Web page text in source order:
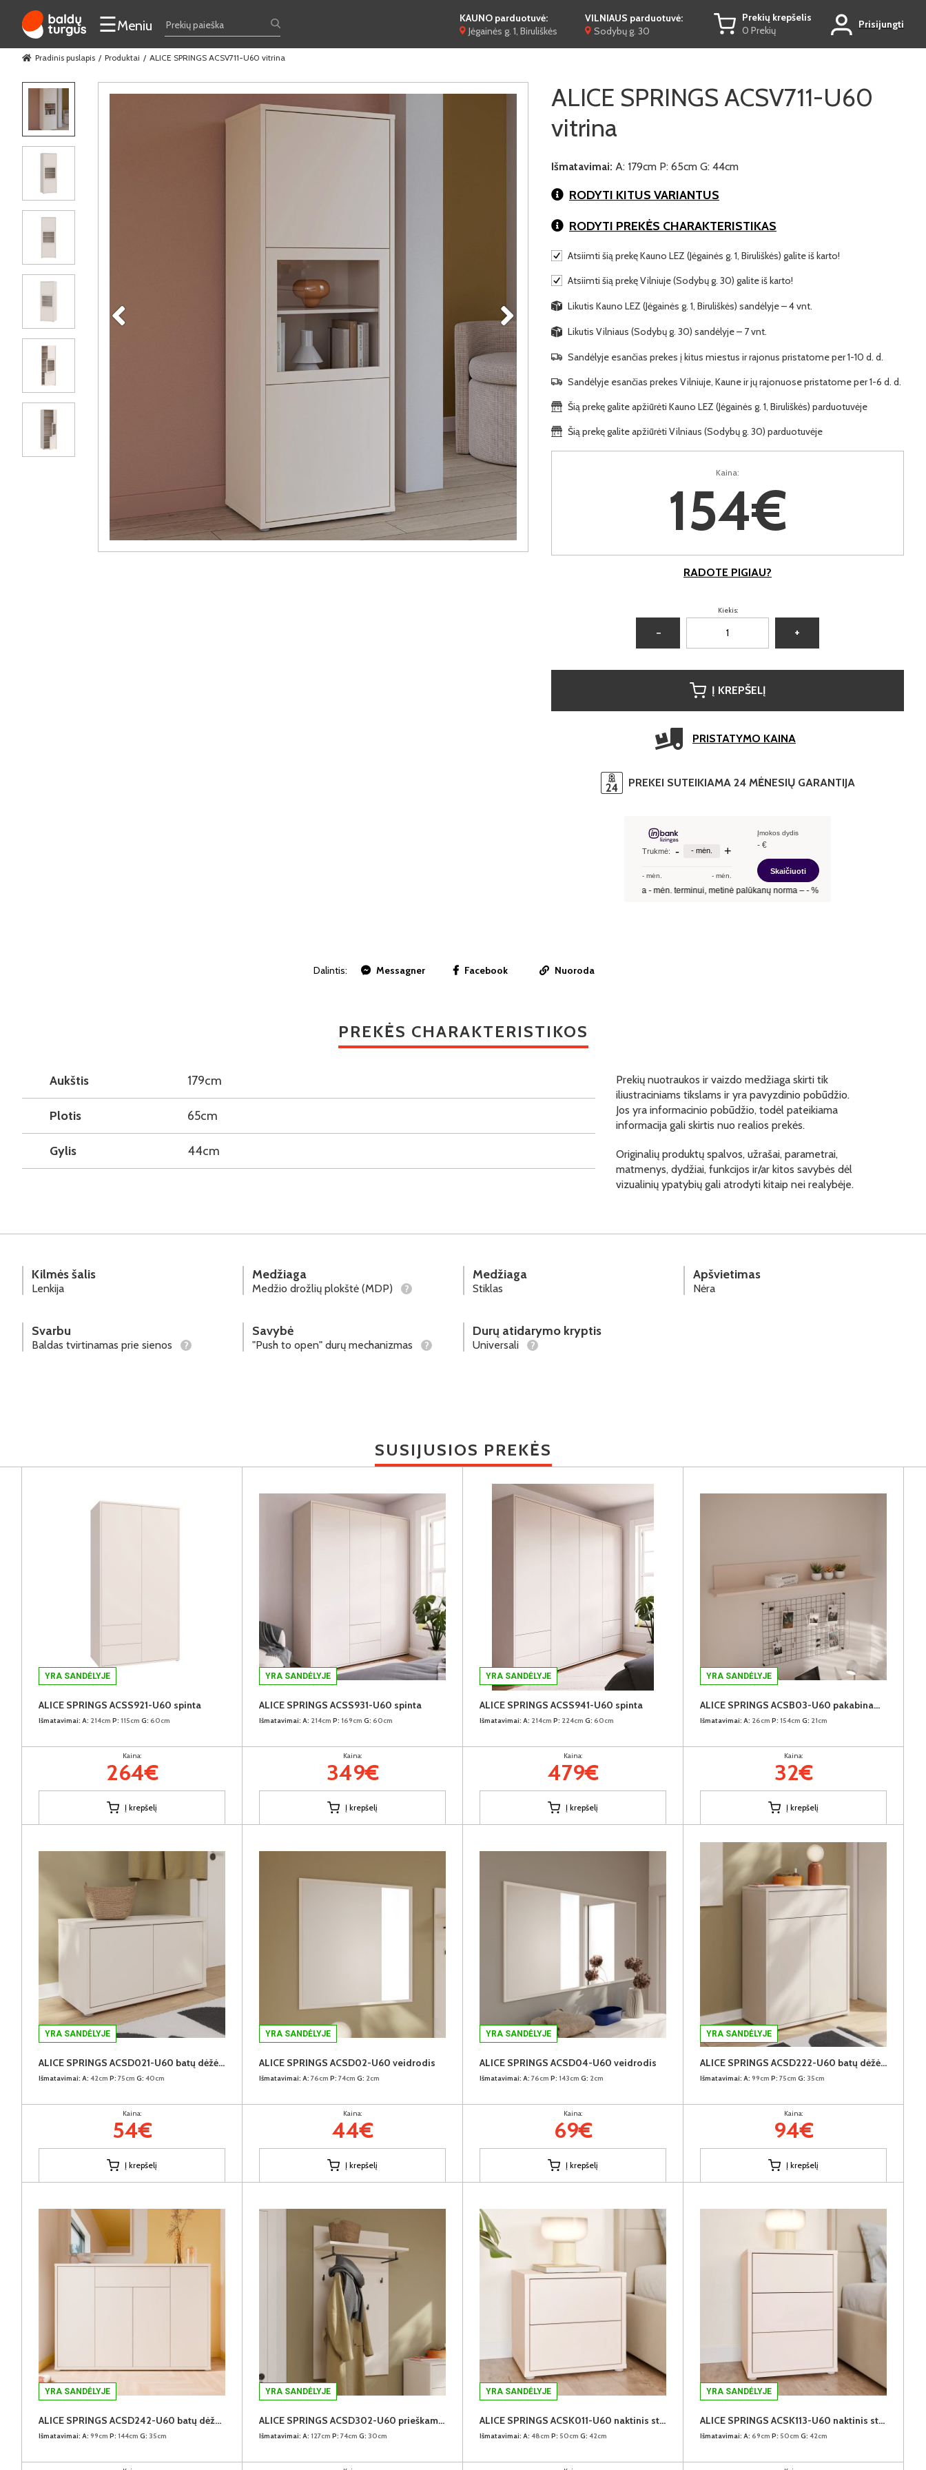
☰Meniu
KAUNO parduotuvė:
Jėgainės g. 1, Biruliškės
VILNIAUS parduotuvė:
Sodybų g. 30
Prekių krepšelis
0 Prekių
Prisijungti
Pradinis puslapis Produktai ALICE SPRINGS ACSV711-U60 vitrina
ALICE SPRINGS ACSV711-U60
vitrina
Išmatavimai: A: 179cm P: 65cm G: 44cm
RODYTI KITUS VARIANTUS
RODYTI PREKĖS CHARAKTERISTIKAS
Atsiimti šią prekę Kauno LEZ (Jėgainės g. 1, Biruliškės) galite iš karto!
Atsiimti šią prekę Vilniuje (Sodybų g. 30) galite iš karto!
Likutis Kauno LEZ (Jėgainės g. 1, Biruliškės) sandėlyje – 4 vnt.
Likutis Vilniaus (Sodybų g. 30) sandėlyje – 7 vnt.
Sandėlyje esančias prekes į kitus miestus ir rajonus pristatome per 1-10 d. d.
Sandėlyje esančias prekes Vilniuje, Kaune ir jų rajonuose pristatome per 1-6 d. d.
Šią prekę galite apžiūrėti Kauno LEZ (Jėgainės g. 1, Biruliškės) parduotuvėje
Šią prekę galite apžiūrėti Vilniaus (Sodybų g. 30) parduotuvėje
Kaina:
154€
RADOTE PIGIAU?
Kiekis:
− +
Į KREPŠELĮ
PRISTATYMO KAINA
PREKEI SUTEIKIAMA 24 MĖNESIŲ GARANTIJA
Dalintis: Messagner Facebook Nuoroda
PREKĖS CHARAKTERISTIKOS
Aukštis 179cm
Plotis 65cm
Gylis 44cm
Prekių nuotraukos ir vaizdo medžiaga skirti tik
iliustraciniams tikslams ir yra pavyzdinio pobūdžio.
Jos yra informacinio pobūdžio, todėl pateikiama
informacija gali skirtis nuo realios prekės.
Originalių produktų spalvos, užrašai, parametrai,
matmenys, dydžiai, funkcijos ir/ar kitos savybės dėl
vizualinių ypatybių gali atrodyti kitaip nei realybėje.
Kilmės šalis
Lenkija
Medžiaga
Medžio drožlių plokštė (MDP) ?
Medžiaga
Stiklas
Apšvietimas
Nėra
Svarbu
Baldas tvirtinamas prie sienos ?
Savybė
"Push to open" durų mechanizmas ?
Durų atidarymo kryptis
Universali ?
SUSIJUSIOS PREKĖS
YRA SANDĖLYJE
ALICE SPRINGS ACSS921-U60 spinta
Išmatavimai: A: 214cm P: 115cm G: 60cm
Kaina:
264€
Į krepšelį
YRA SANDĖLYJE
ALICE SPRINGS ACSS931-U60 spinta
Išmatavimai: A: 214cm P: 169cm G: 60cm
Kaina:
349€
Į krepšelį
YRA SANDĖLYJE
ALICE SPRINGS ACSS941-U60 spinta
Išmatavimai: A: 214cm P: 224cm G: 60cm
Kaina:
479€
Į krepšelį
YRA SANDĖLYJE
ALICE SPRINGS ACSB03-U60 pakabinama lentyna
Išmatavimai: A: 26cm P: 154cm G: 21cm
Kaina:
32€
Į krepšelį
YRA SANDĖLYJE
ALICE SPRINGS ACSD021-U60 batų dėžė-spintelė
Išmatavimai: A: 42cm P: 75cm G: 40cm
Kaina:
54€
Į krepšelį
YRA SANDĖLYJE
ALICE SPRINGS ACSD02-U60 veidrodis
Išmatavimai: A: 76cm P: 74cm G: 2cm
Kaina:
44€
Į krepšelį
YRA SANDĖLYJE
ALICE SPRINGS ACSD04-U60 veidrodis
Išmatavimai: A: 76cm P: 143cm G: 2cm
Kaina:
69€
Į krepšelį
YRA SANDĖLYJE
ALICE SPRINGS ACSD222-U60 batų dėžė-komoda
Išmatavimai: A: 99cm P: 75cm G: 35cm
Kaina:
94€
Į krepšelį
YRA SANDĖLYJE
ALICE SPRINGS ACSD242-U60 batų dėžė-komoda
Išmatavimai: A: 99cm P: 144cm G: 35cm
YRA SANDĖLYJE
ALICE SPRINGS ACSD302-U60 prieškambario kabykla
Išmatavimai: A: 127cm P: 74cm G: 30cm
YRA SANDĖLYJE
ALICE SPRINGS ACSK011-U60 naktinis staliukas
Išmatavimai: A: 48cm P: 50cm G: 42cm
YRA SANDĖLYJE
ALICE SPRINGS ACSK113-U60 naktinis staliukas
Išmatavimai: A: 69cm P: 50cm G: 42cm